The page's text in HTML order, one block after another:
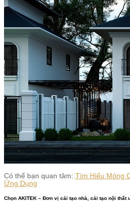
Có thể bạn quan tâm: Tìm Hiểu Móng
Ứng Dụng
Chọn AKITEK – Đơn vị cải tạo nhà, cải tạo nội thất